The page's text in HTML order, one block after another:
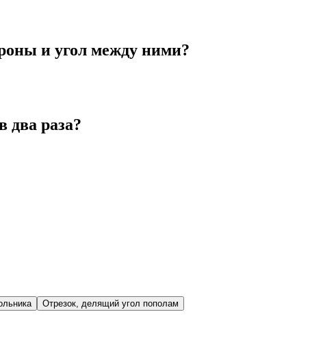
и угол между ними?
два раза?
Отрезок, делящий угол пополам